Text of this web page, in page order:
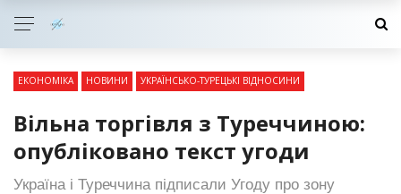
ЕКОНОМІКА НОВИНИ УКРАЇНСЬКО-ТУРЕЦЬКІ ВІДНОСИНИ
Вільна торгівля з Туреччиною:
опубліковано текст угоди
Україна і Туреччина підписали Угоду про зону